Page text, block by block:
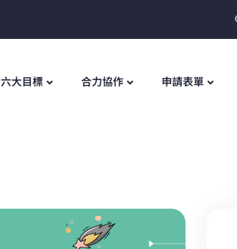
六大目標 合力協作 申請表單